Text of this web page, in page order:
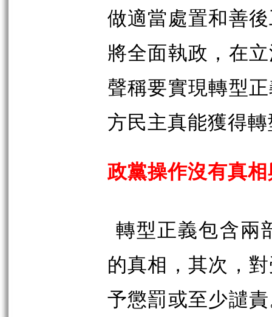
做適當處置和善
將全面執政，在
聲稱要實現轉型
方民主真能獲得
政黨操作沒有真
轉型正義包含兩
的真相，其次，
予懲罰或至少譴